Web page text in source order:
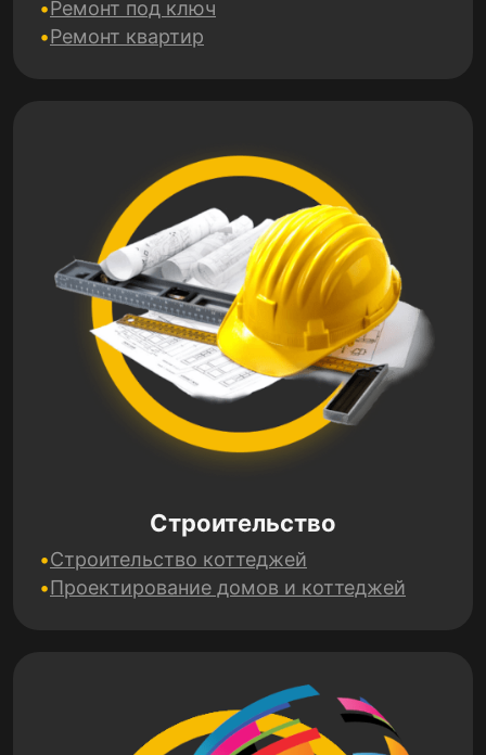
Ремонт под ключ
Ремонт квартир
Строительство
Строительство коттеджей
Проектирование домов и коттеджей